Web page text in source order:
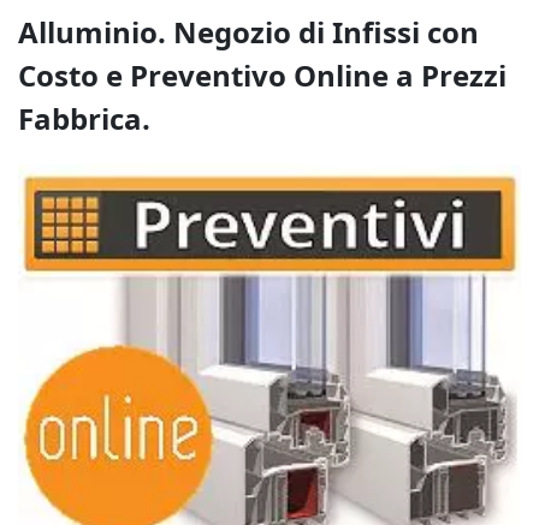
Alluminio. Negozio di Infissi con
Costo e Preventivo Online a Prezzi
Fabbrica.